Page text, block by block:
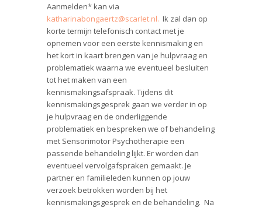
Aanmelden* kan via
katharinabongaertz@scarlet.nl. Ik zal dan op
korte termijn telefonisch contact met je
opnemen voor een eerste kennismaking en
het kort in kaart brengen van je hulpvraag en
problematiek waarna we eventueel besluiten
tot het maken van een
kennismakingsafspraak. Tijdens dit
kennismakingsgesprek gaan we verder in op
je hulpvraag en de onderliggende
problematiek en bespreken we of behandeling
met Sensorimotor Psychotherapie een
passende behandeling lijkt. Er worden dan
eventueel vervolgafspraken gemaakt. Je
partner en familieleden kunnen op jouw
verzoek betrokken worden bij het
kennismakingsgesprek en de behandeling. Na